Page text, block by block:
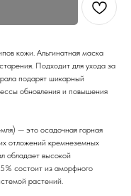
кожи. Альгинатная маска
Подходит для ухода за
подарят шикарный
обновления и повышения
— это осадочная горная
отложений кремнеземных
обладает высокой
состоит из аморфного
растений.